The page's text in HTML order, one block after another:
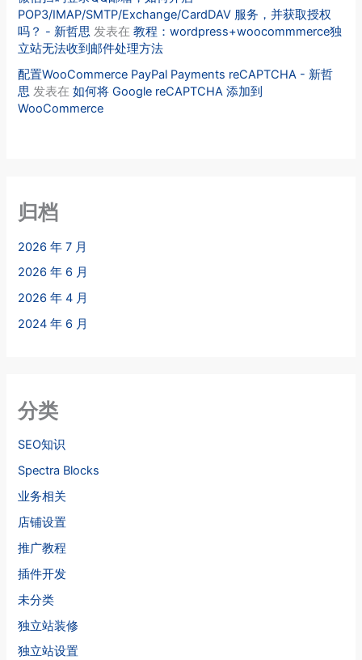
POP3/IMAP/SMTP/Exchange/CardDAV 服务，并获取授权
吗？ - 新哲思 发表在教程：wordpress+woocommmerce独
立站无法收到邮件处理方法
配置WooCommerce PayPal Payments reCAPTCHA - 新哲
思 发表在如何将 Google reCAPTCHA 添加到
WooCommerce
归档
2026 年 7 月
2026 年 6 月
2026 年 4 月
2024 年 6 月
分类
SEO知识
Spectra Blocks
业务相关
店铺设置
推广教程
插件开发
未分类
独立站装修
独立站设置